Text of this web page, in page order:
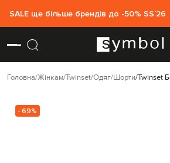
SALE ще більше брендів до -50% SS`26
Головна Жінкам Twinset Одяг Шорти Twinset
- 69%